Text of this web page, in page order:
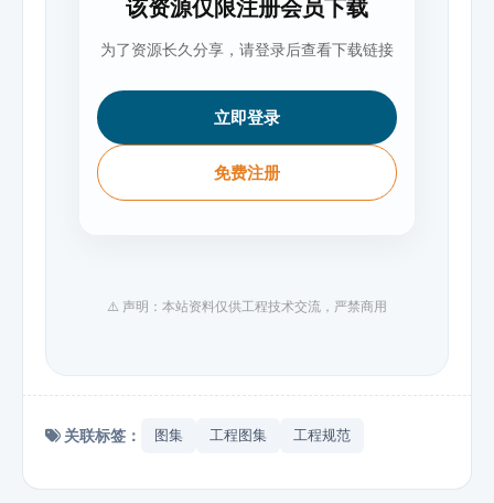
该资源仅限注册会员下载
为了资源长久分享，请登录后查看下载链接
立即登录
免费注册
⚠️ 声明：本站资料仅供工程技术交流，严禁商用
关联标签： 图集 工程图集 工程规范